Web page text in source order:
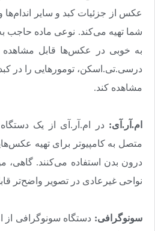
عکس از جزئیات کبد و سایر
شما تهیه می‌‌‌کند. نوعی ماده حاجب
به خوبی در عکس‌‌‌ها قابل مشاهده
درسی‌.‌تی.‌اسکن، تومورهایی را در
مشاهده کند.
ام.آر.آی: در ام.آر.آی از یک
متصل به کامپیوتر برای تهیه
درون بدن استفاده می‌کنند. گاهی،
نواحی غیرعادی در تصویر واضح‌‌‌تر
سونوگرافی: دستگاه سونوگرافی